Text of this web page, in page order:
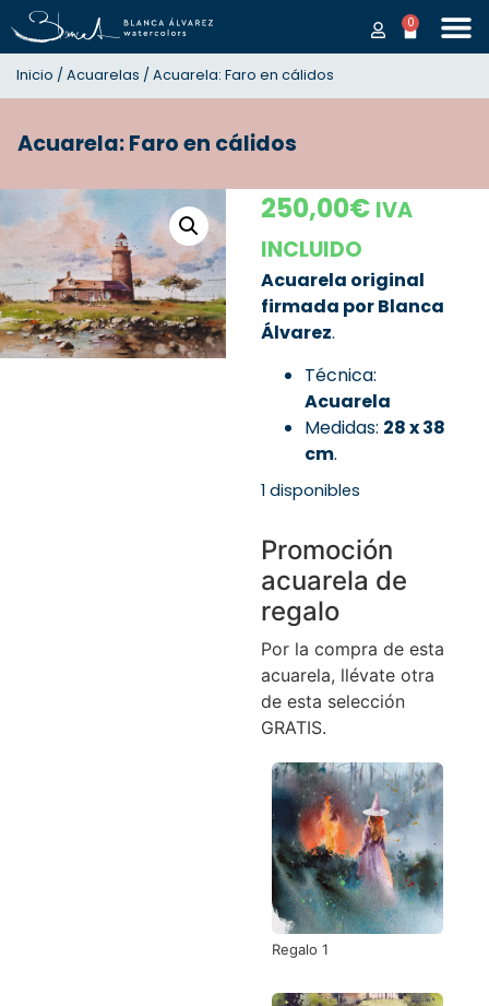
0
Inicio / Acuarelas / Acuarela: Faro en cálidos
Acuarela: Faro en cálidos
250,00€ IVA
INCLUIDO
Acuarela original
firmada por Blanca
Álvarez.
Técnica:
Acuarela
Medidas: 28x 38
cm.
1 disponibles
Promoción
acuarela de
regalo
Por la compra de esta
acuarela, llévate otra
de esta selección
GRATIS.
Regalo 1